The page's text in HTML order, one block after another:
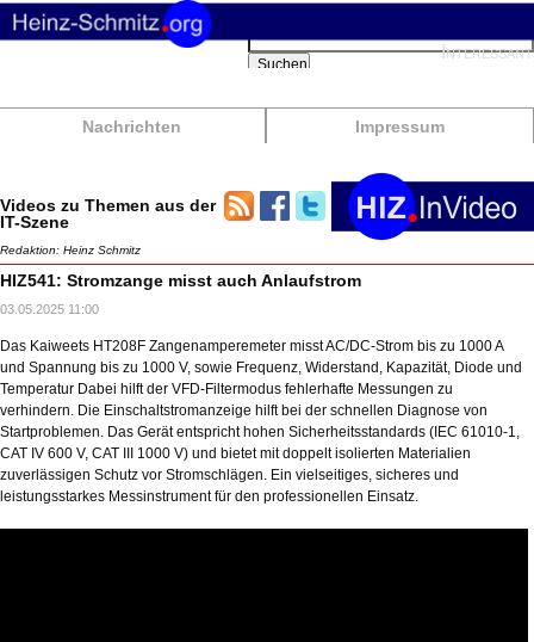
Nachrichten Impressum
Suchbegriffe
Suchen
Videos zu Themen aus der
IT-Szene
Redaktion: Heinz Schmitz
HIZ541: Stromzange misst auch Anlaufstrom
03.05.2025 11:00
Das Kaiweets HT208F Zangenamperemeter misst AC/DC-Strom bis zu 1000 A
und Spannung bis zu 1000 V, sowie Frequenz, Widerstand, Kapazität, Diode und
Temperatur Dabei hilft der VFD-Filtermodus fehlerhafte Messungen zu
verhindern. Die Einschaltstromanzeige hilft bei der schnellen Diagnose von
Startproblemen. Das Gerät entspricht hohen Sicherheitsstandards (IEC 61010-1,
CAT IV 600 V, CAT III 1000 V) und bietet mit doppelt isolierten Materialien
zuverlässigen Schutz vor Stromschlägen. Ein vielseitiges, sicheres und
leistungsstarkes Messinstrument für den professionellen Einsatz.